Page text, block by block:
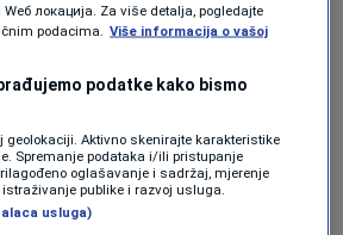
otkriva fotografija večere s
dosjea
koliko bi najbogatiji stanovnici
morali platiti prema
локација. Za više detalja, pogledajte
podacima.
Više informacija o vašoj
podatke kako bismo
geolokaciji. Aktivno skenirajte karakteristike
Spremanje podataka i/ili pristupanje
oglašavanje i sadržaj, mjerenje
publike i razvoj usluga.
usluga)